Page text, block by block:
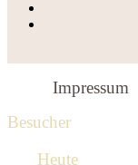
Impressum
Besucher
Heute